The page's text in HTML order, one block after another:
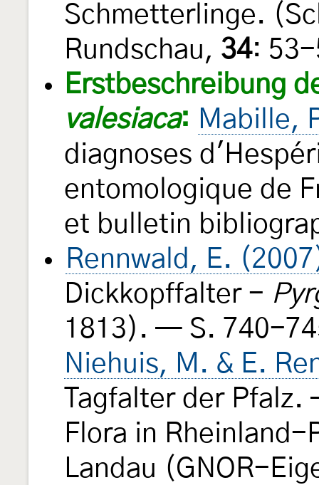
Schmetterlinge.
Rundschau, 34:
Erstbeschreibung
valesiaca: Mabille,
diagnoses
entomologique de
et bulletin
Rennwald, E.
Dickkopffalter -
1813). — S. 740-
Niehuis, M. & E.
Tagfalter der
Flora in
Landau (GNOR-